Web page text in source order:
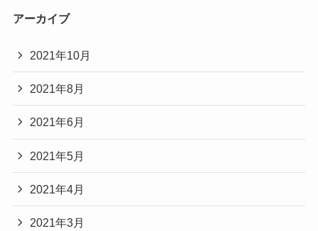
アーカイブ
2021年10月
2021年8月
2021年6月
2021年5月
2021年4月
2021年3月